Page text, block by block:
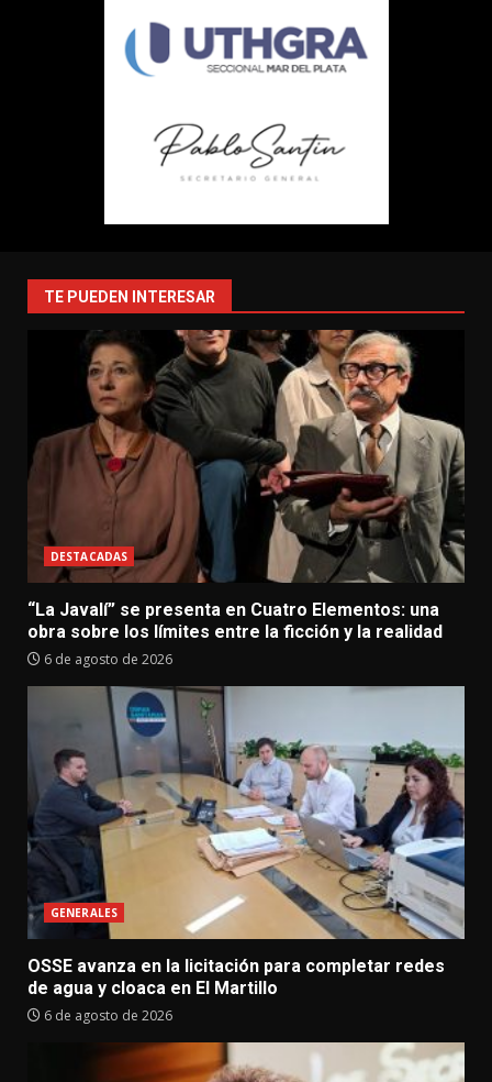
TE PUEDEN INTERESAR
DESTACADAS
“La Javalí” se presenta en Cuatro Elementos: una
obra sobre los límites entre la ficción y la realidad
6 de agosto de 2026
GENERALES
OSSE avanza en la licitación para completar redes
de agua y cloaca en El Martillo
6 de agosto de 2026